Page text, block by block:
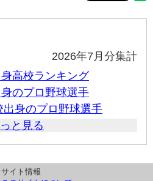
2026年7月分集計
高校ランキング
のプロ野球選手
出身のプロ野球選手
と見る
サイト情報